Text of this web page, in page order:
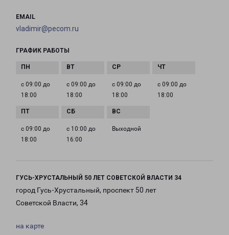
EMAIL
vladimir@pecom.ru
ГРАФИК РАБОТЫ
с 09:00 до
18:00
с 09:00 до
18:00
с 09:00 до
18:00
с 09:00 до
18:00
с 09:00 до
18:00
с 10:00 до
16:00
Выходной
ГУСЬ-ХРУСТАЛЬНЫЙ 50 ЛЕТ СОВЕТСКОЙ ВЛАСТИ 34
город Гусь-Хрустальный, проспект 50 лет
Советской Власти, 34
на карте